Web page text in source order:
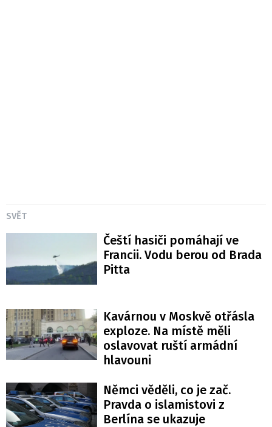
SVĚT
Čeští hasiči pomáhají ve
Francii. Vodu berou od Brada
Pitta
Kavárnou v Moskvě otřásla
exploze. Na místě měli
oslavovat ruští armádní
hlavouni
Němci věděli, co je zač.
Pravda o islamistovi z
Berlína se ukazuje